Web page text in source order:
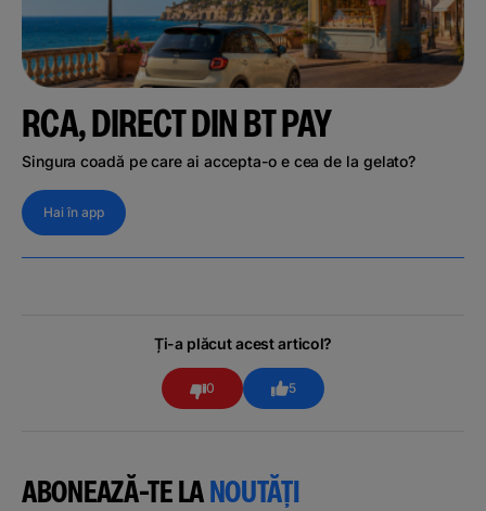
RCA, DIRECT DIN BT PAY
Singura coadă pe care ai accepta-o e cea de la gelato?
Hai în app
Ți-a plăcut acest articol?
0 5
ABONEAZĂ-TE LANOUTĂȚI